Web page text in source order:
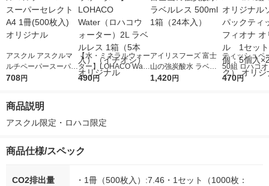
アスクル アスクルマ
ルチペーパースーパー
セレクトA4 1冊(500
708円
【水・ミネラルウォー
ター】LOHACO Wate
r（ロハコウォータ
490円
アイリスフーズ 富士
山の強炭酸水 ラベル
レス 500ml 1箱（24
1,420円
ティッシュペ
50組 ロハコ
ルソフトパッ
470円
商品説明
アスクル限定・ロハコ限定
商品仕様/スペック
CO2排出量
・1冊（500枚入）:7.46・1セット（1000枚：